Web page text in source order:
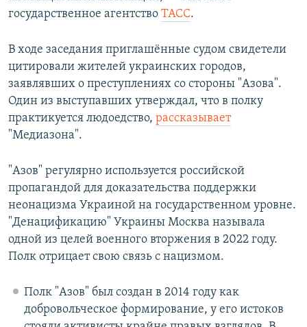
государственное агентство ТАСС.
В ходе заседания приглашённые судом свидетели
цитировали жителей украинских городов,
заявлявших о преступлениях со стороны "Азова".
Один из выступавших утверждал, что в полку
практикуется людоедство, рассказывает
"Медиазона".
"Азов" регулярно используется российской
пропагандой для доказательства поддержки
неонацизма Украиной на государственном уровне.
"Денацификацию" Украины Москва называла
одной из целей военного вторжения в 2022 году.
Полк отрицает свою связь с нацизмом.
Полк "Азов" был создан в 2014 году как
добровольческое формирование, у его истоков